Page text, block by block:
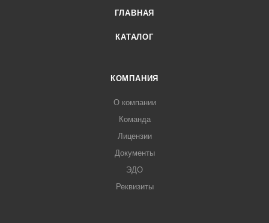
ГЛАВНАЯ
КАТАЛОГ
КОМПАНИЯ
О компании
Команда
Лицензии
Документы
ЭДО
Реквизиты